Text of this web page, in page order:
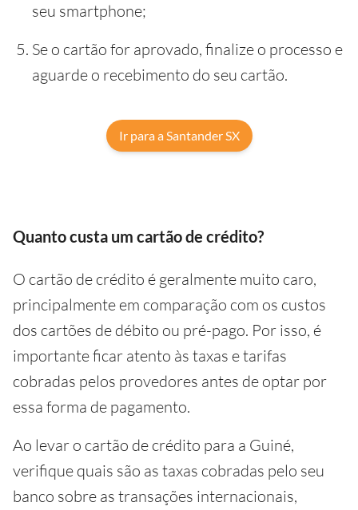
seu smartphone;
Se o cartão for aprovado, finalize o processo e
aguarde o recebimento do seu cartão.
Ir para a Santander SX
Quanto custa um cartão de crédito?
O cartão de crédito é geralmente muito caro,
principalmente em comparação com os custos
dos cartões de débito ou pré-pago. Por isso, é
importante ficar atento às taxas e tarifas
cobradas pelos provedores antes de optar por
essa forma de pagamento.
Ao levar o cartão de crédito para a Guiné,
verifique quais são as taxas cobradas pelo seu
banco sobre as transações internacionais,